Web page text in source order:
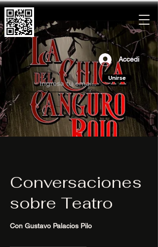
Accedi
© Copyright 2021
Gustavo Palacios Pilo
Unirse
Conversaciones
sobre Teatro
Con Gustavo Palacios Pilo